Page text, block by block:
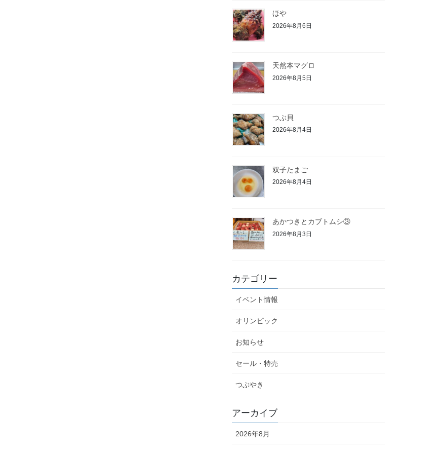
ほや
2026年8月6日
天然本マグロ
2026年8月5日
つぶ貝
2026年8月4日
双子たまご
2026年8月4日
あかつきとカブトムシ③
2026年8月3日
カテゴリー
イベント情報
オリンピック
お知らせ
セール・特売
つぶやき
アーカイブ
2026年8月